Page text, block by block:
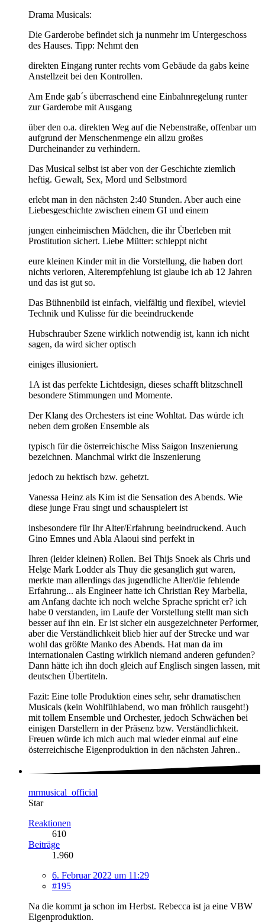
Drama Musicals:
Die Garderobe befindet sich ja nunmehr im Untergeschoss
des Hauses. Tipp: Nehmt den
direkten Eingang runter rechts vom Gebäude da gabs keine
Anstellzeit bei den Kontrollen.
Am Ende gab´s überraschend eine Einbahnregelung runter
zur Garderobe mit Ausgang
über den o.a. direkten Weg auf die Nebenstraße, offenbar um
aufgrund der Menschenmenge ein allzu großes
Durcheinander zu verhindern.
Das Musical selbst ist aber von der Geschichte ziemlich
heftig. Gewalt, Sex, Mord und Selbstmord
erlebt man in den nächsten 2:40 Stunden. Aber auch eine
Liebesgeschichte zwischen einem GI und einem
jungen einheimischen Mädchen, die ihr Überleben mit
Prostitution sichert. Liebe Mütter: schleppt nicht
eure kleinen Kinder mit in die Vorstellung, die haben dort
nichts verloren, Alterempfehlung ist glaube ich ab 12 Jahren
und das ist gut so.
Das Bühnenbild ist einfach, vielfältig und flexibel, wieviel
Technik und Kulisse für die beeindruckende
Hubschrauber Szene wirklich notwendig ist, kann ich nicht
sagen, da wird sicher optisch
einiges illusioniert.
1A ist das perfekte Lichtdesign, dieses schafft blitzschnell
besondere Stimmungen und Momente.
Der Klang des Orchesters ist eine Wohltat. Das würde ich
neben dem großen Ensemble als
typisch für die österreichische Miss Saigon Inszenierung
bezeichnen. Manchmal wirkt die Inszenierung
jedoch zu hektisch bzw. gehetzt.
Vanessa Heinz als Kim ist die Sensation des Abends. Wie
diese junge Frau singt und schauspielert ist
insbesondere für Ihr Alter/Erfahrung beeindruckend. Auch
Gino Emnes und Abla Alaoui sind perfekt in
Ihren (leider kleinen) Rollen. Bei Thijs Snoek als Chris und
Helge Mark Lodder als Thuy die gesanglich gut waren,
merkte man allerdings das jugendliche Alter/die fehlende
Erfahrung... als Engineer hatte ich Christian Rey Marbella,
am Anfang dachte ich noch welche Sprache spricht er? ich
habe 0 verstanden, im Laufe der Vorstellung stellt man sich
besser auf ihn ein. Er ist sicher ein ausgezeichneter Performer,
aber die Verständlichkeit blieb hier auf der Strecke und war
wohl das größte Manko des Abends. Hat man da im
internationalen Casting wirklich niemand anderen gefunden?
Dann hätte ich ihn doch gleich auf Englisch singen lassen, mit
deutschen Übertiteln.
Fazit: Eine tolle Produktion eines sehr, sehr dramatischen
Musicals (kein Wohlfühlabend, wo man fröhlich rausgeht!)
mit tollem Ensemble und Orchester, jedoch Schwächen bei
einigen Darstellern in der Präsenz bzw. Verständlichkeit.
Freuen würde ich mich auch mal wieder einmal auf eine
österreichische Eigenproduktion in den nächsten Jahren..
mrmusical_official
Star
Reaktionen
610
Beiträge
1.960
6. Februar 2022 um 11:29
#195
Na die kommt ja schon im Herbst. Rebecca ist ja eine VBW
Eigenproduktion.